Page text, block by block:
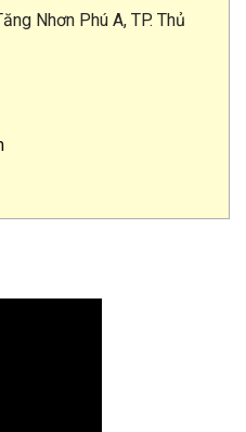
Nhơn Phú A, TP. Thủ